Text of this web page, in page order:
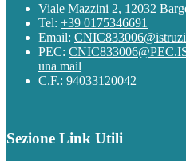
Viale Mazzini 2, 12032
Tel: +39 0175346691
Email:
PEC:
una mail
C.F.: 94033120042
Sezione Link Utili